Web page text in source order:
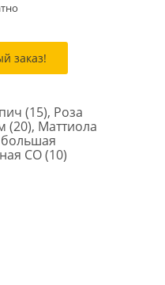
заказ!
(15), Роза
Маттиола
СО (10)